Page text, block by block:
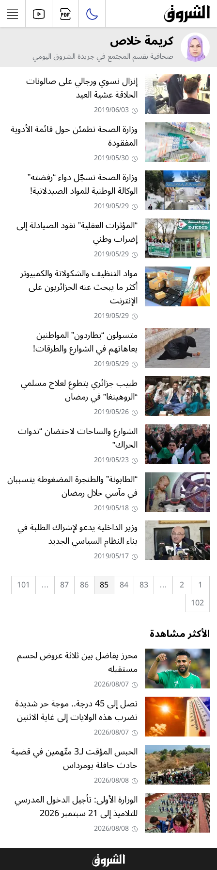
كريمة خلاص
صحافية بقسم المجتمع في جريدة الشروق اليومي
إنزال نسوي ورجالي على صالونات
الحلاقة عشية العيد
2019/06/03
وزارة الصحة تطمئن حول قائمة الأدوية
المفقودة
2019/05/30
وزارة الصحة تسجّل دواء “رفضته”
الوكالة الوطنية للمواد الصيدلانية!
2019/05/29
“المؤثرات العقلية” تقود الصيادلة إلى
إضراب وطني
2019/05/29
مواد التنظيف والشكولاتة والكمبيوتر
أكثر ما يبحث عنه الجزائريون على
الإنترنت
2019/05/29
متسولون “يطاردون” المواطنين
بعاهاتهم في الشوارع والطرقات!
2019/05/29
طبيب جزائري يتطوع لعلاج مسلمي
“الروهينغا” في رمضان
2019/05/26
الشوارع والساحات لاحتضان “ندوات
الحراك”
2019/05/23
“الطابونة” والطنجرة المضغوطة يتسببان
في مآسي خلال رمضان
2019/05/18
وزير الداخلية يدعو لإشراك الطلبة في
بناء النظام السياسي الجديد
2019/05/17
1
2
…
83
84
85
86
87
…
101
102
الأكثر مشاهدة
محرز يفاضل بين ثلاثة عروض لحسم
مستقبله
2026/08/07
تصل إلى 45 درجة.. موجة حر شديدة
تضرب هذه الولايات إلى غاية الاثنين
2026/08/07
الحبس المؤقت لـ3 متّهمين في قضية
حادث حافلة بومرداس
2026/08/08
الوزارة الأولى: تأجيل الدخول المدرسي
للتلاميذ إلى 21 سبتمبر 2026
2026/08/08